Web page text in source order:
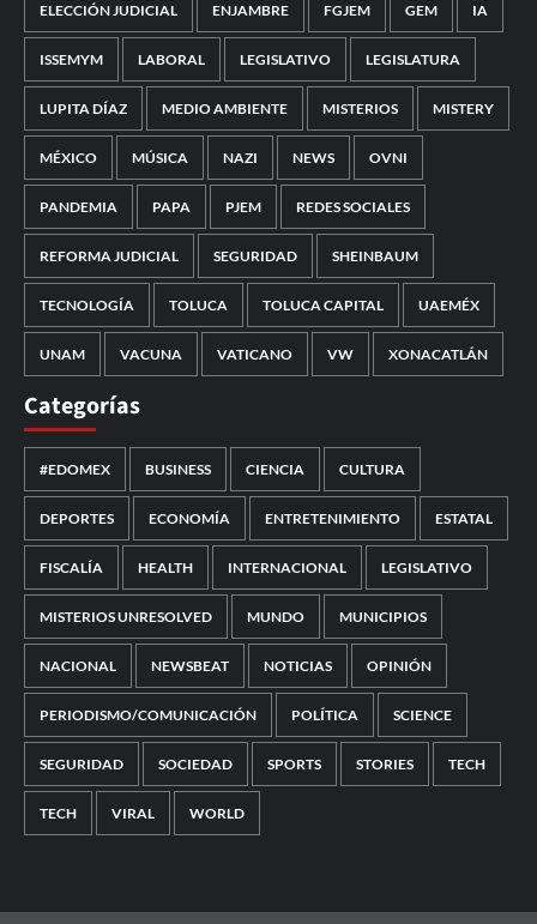
ELECCIÓN JUDICIAL ENJAMBRE FGJEM GEM IA
ISSEMYM LABORAL LEGISLATIVO LEGISLATURA
LUPITA DÍAZ MEDIO AMBIENTE MISTERIOS MISTERY
MÉXICO MÚSICA NAZI NEWS OVNI
PANDEMIA PAPA PJEM REDES SOCIALES
REFORMA JUDICIAL SEGURIDAD SHEINBAUM
TECNOLOGÍA TOLUCA TOLUCA CAPITAL UAEMÉX
UNAM VACUNA VATICANO VW XONACATLÁN
Categorías
#EDOMEX BUSINESS CIENCIA CULTURA
DEPORTES ECONOMÍA ENTRETENIMIENTO ESTATAL
FISCALÍA HEALTH INTERNACIONAL LEGISLATIVO
MISTERIOS UNRESOLVED MUNDO MUNICIPIOS
NACIONAL NEWSBEAT NOTICIAS OPINIÓN
PERIODISMO/COMUNICACIÓN POLÍTICA SCIENCE
SEGURIDAD SOCIEDAD SPORTS STORIES TECH
TECH VIRAL WORLD